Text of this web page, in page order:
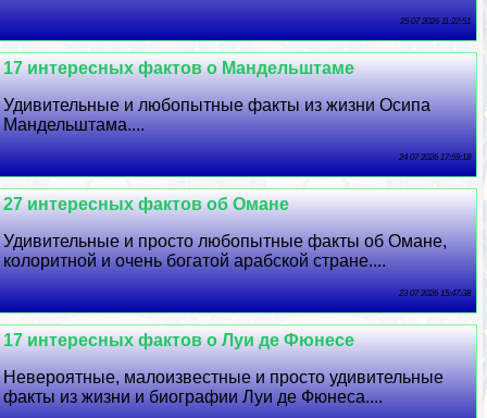
25 07 2026 11:22:51
17 интересных фактов о Maндельштаме
Удивительные и любопытные факты из жизни Осипа
Maндельштама....
24 07 2026 17:59:18
27 интересных фактов об Омане
Удивительные и просто любопытные факты об Омане,
колоритной и очень богатой арабской стране....
23 07 2026 15:47:38
17 интересных фактов о Луи де Фюнесе
Невероятные, малоизвестные и просто удивительные
факты из жизни и биографии Луи де Фюнеса....